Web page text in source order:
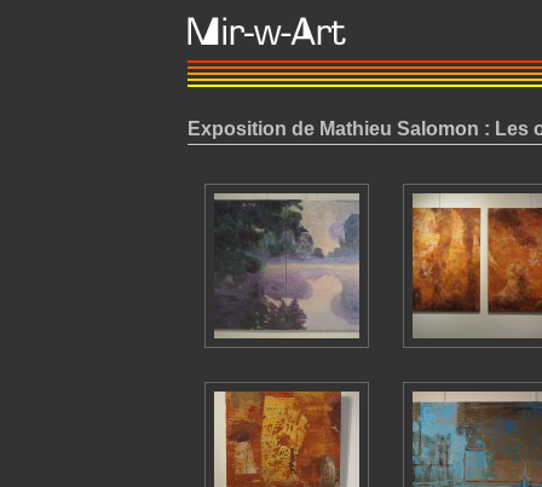
Exposition de Mathieu Salomon : Les